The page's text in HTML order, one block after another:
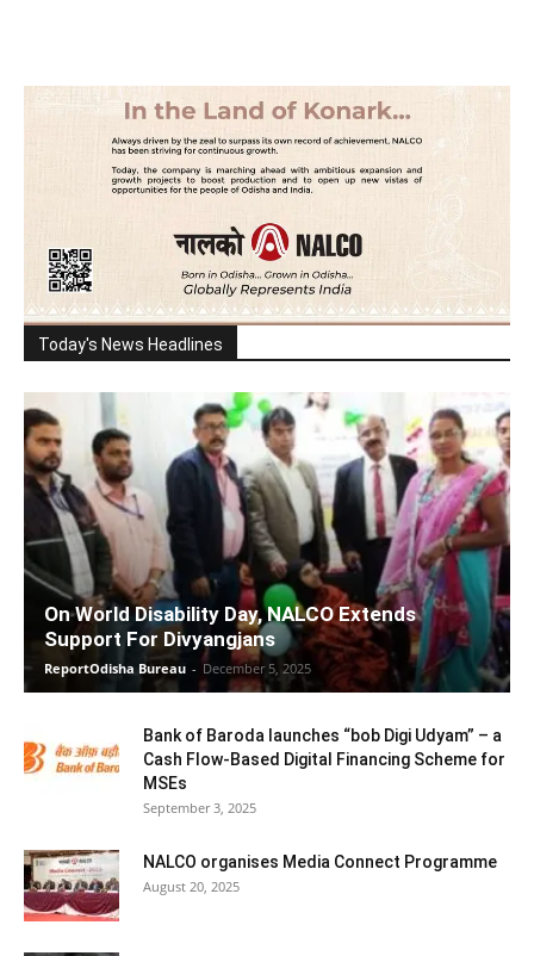
Today's News Headlines
On World Disability Day, NALCO Extends
Support For Divyangjans
ReportOdisha Bureau - December 5, 2025
Bank of Baroda launches “bob Digi Udyam” – a
Cash Flow-Based Digital Financing Scheme for
MSEs
September 3, 2025
NALCO organises Media Connect Programme
August 20, 2025